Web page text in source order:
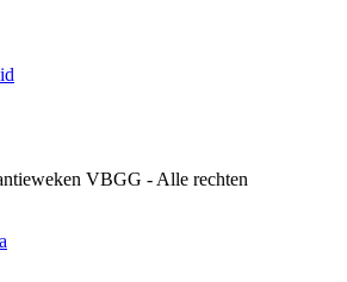
VBGG - Alle rechten